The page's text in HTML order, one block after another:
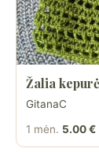
Žalia
GitanaC
1 mėn. 5.00 €